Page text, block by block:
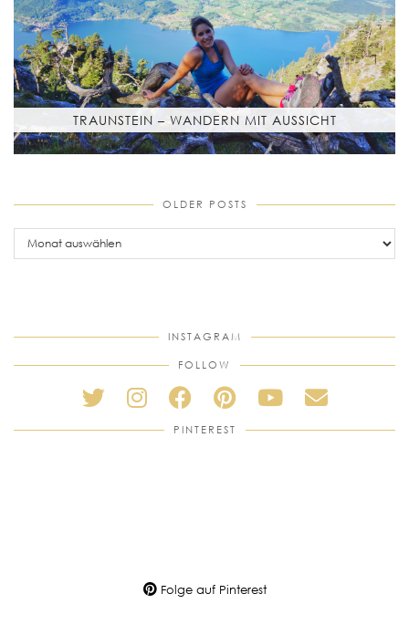
TRAUNSTEIN – WANDERN MIT AUSSICHT
OLDER POSTS
older
posts
INSTAGRAM
FOLLOW
PINTEREST
Folge auf Pinterest